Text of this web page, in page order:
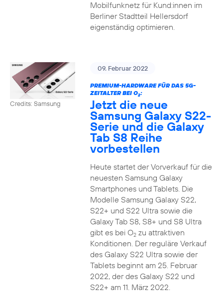
Mobilfunknetz für Kund:innen im
Berliner Stadtteil Hellersdorf
eigenständig optimieren.
Credits: Samsung
09. Februar 2022
PREMIUM-HARDWARE FÜR DAS 5G-
ZEITALTER BEI O2:
Jetzt die neue
Samsung Galaxy S22-
Serie und die Galaxy
Tab S8 Reihe
vorbestellen
Heute startet der Vorverkauf für die
neuesten Samsung Galaxy
Smartphones und Tablets. Die
Modelle Samsung Galaxy S22,
S22+ und S22 Ultra sowie die
Galaxy Tab S8, S8+ und S8 Ultra
gibt es bei O2zu attraktiven
Konditionen. Der reguläre Verkauf
des Galaxy S22 Ultra sowie der
Tablets beginnt am 25. Februar
2022, der des Galaxy S22 und
S22+ am 11. März 2022.